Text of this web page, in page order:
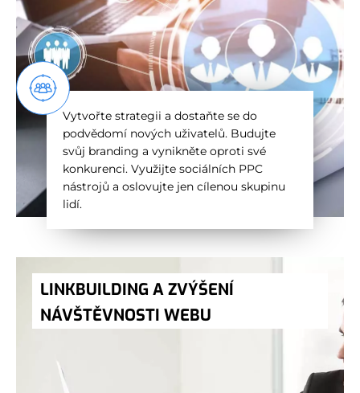
Vytvořte strategii a dostaňte se do
podvědomí nových uživatelů. Budujte
svůj branding a vynikněte oproti své
konkurenci. Využijte sociálních PPC
nástrojů a oslovujte jen cílenou skupinu
lidí.
LINKBUILDING A ZVÝŠENÍ
NÁVŠTĚVNOSTI WEBU